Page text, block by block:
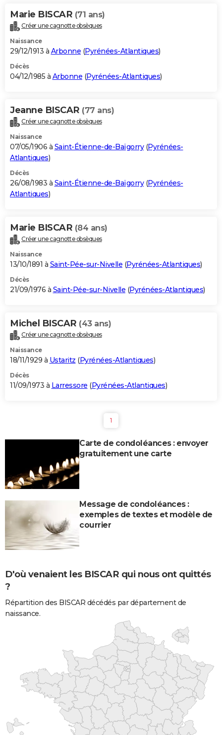
Marie BISCAR (71 ans)
Créer une cagnotte obsèques
Naissance
29/12/1913 à Arbonne (Pyrénées-Atlantiques)
Décès
04/12/1985 à Arbonne (Pyrénées-Atlantiques)
Jeanne BISCAR (77 ans)
Créer une cagnotte obsèques
Naissance
07/05/1906 à Saint-Étienne-de-Baïgorry(Pyrénées-
Atlantiques)
Décès
26/08/1983 à Saint-Étienne-de-Baïgorry(Pyrénées-
Atlantiques)
Marie BISCAR (84 ans)
Créer une cagnotte obsèques
Naissance
13/10/1891 à Saint-Pée-sur-Nivelle (Pyrénées-Atlantiques)
Décès
21/09/1976 à Saint-Pée-sur-Nivelle (Pyrénées-Atlantiques)
Michel BISCAR (43 ans)
Créer une cagnotte obsèques
Naissance
18/11/1929 à Ustaritz (Pyrénées-Atlantiques)
Décès
11/09/1973 à Larressore (Pyrénées-Atlantiques)
1
Carte de condoléances : envoyer
gratuitement une carte
Message de condoléances :
exemples de textes et modèle de
courrier
D'où venaient les BISCAR qui nous ont quittés
?
Répartition des BISCAR décédés par département de
naissance.